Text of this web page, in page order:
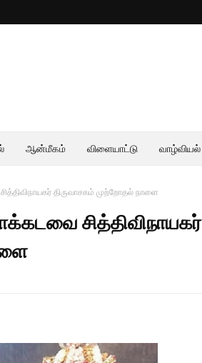
ஆன்மீகம் விளையாட்டு வாழ்வியல்
திருவாசகம் முற்றோதல் நாளை
சித்திவிநாயகர்